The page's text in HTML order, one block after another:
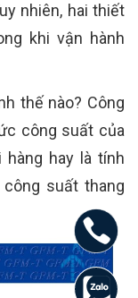
nhiên, hai thiết
khi vận hành
thế nào? Công
công suất của
hay là tính
suất thang